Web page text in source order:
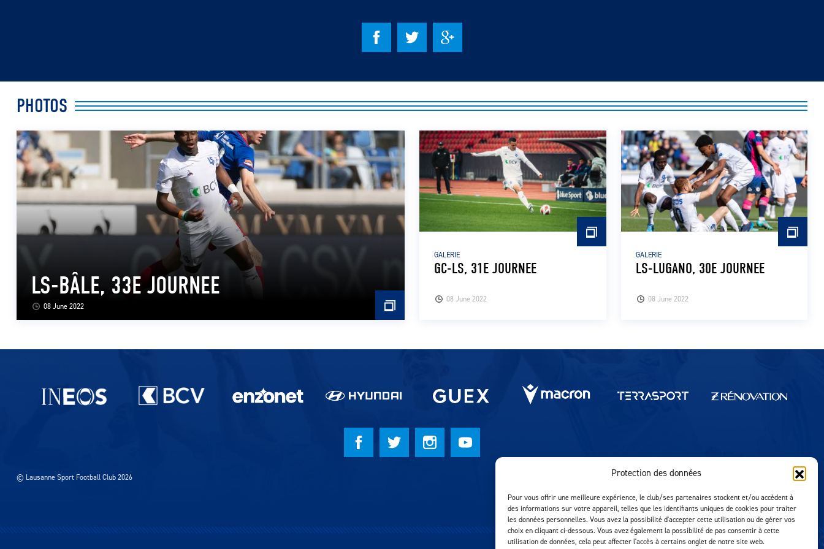
Protection des données
Pour vous offrir une meilleure expérience, le club/ses partenaires stockent et/ou accèdent à
des informations sur votre appareil, telles que les identifiants uniques de cookies pour traiter
les données personnelles. Vous avez la possibilité d'accepter cette utilisation ou de gérer vos
choix en cliquant ci-dessous. Vous avez également la possibilité de pas consentir à cette
utilisation de données, cela peut affecter l'accès à certains onglet de notre site web.
PHOTOS
08 June 2022
LS-BÂLE, 33E JOURNEE 08 June 2022
GALERIE
GC-LS, 31E JOURNEE
08 June 2022
GALERIE
LS-LUGANO, 30E JOURNEE
Partenaires du lausanne-Sport
© Lausanne Sport Football Club 2026